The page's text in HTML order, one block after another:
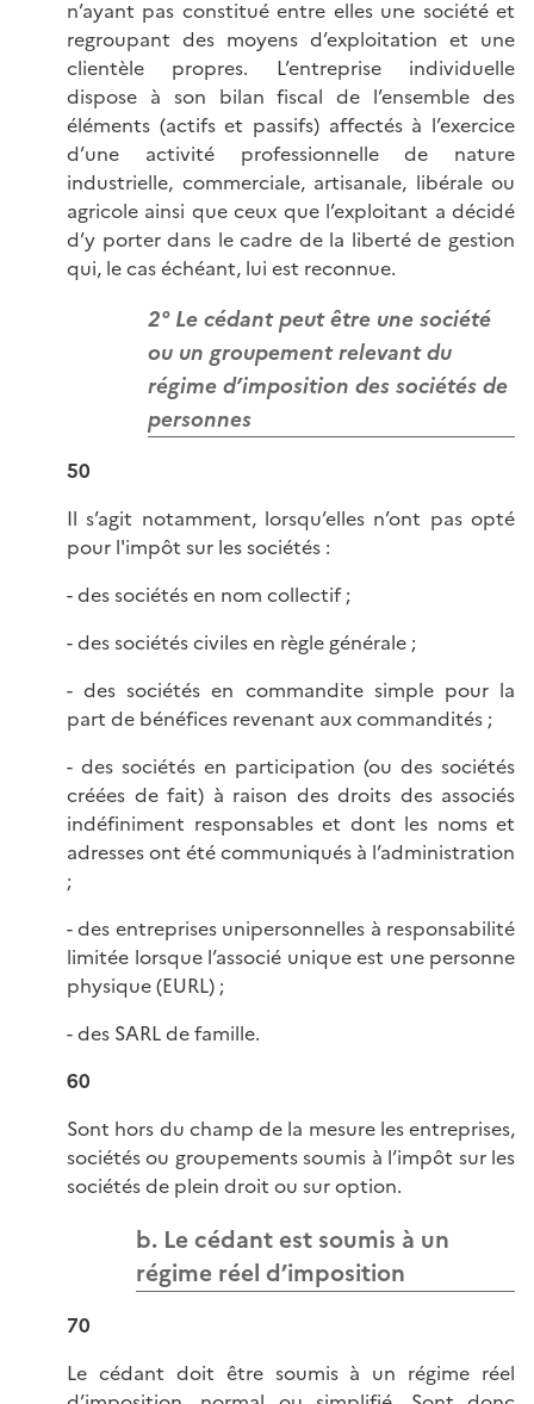
n’ayant pas constitué entre elles une société et
regroupant des moyens d’exploitation et une
clientèle propres. L’entreprise individuelle
dispose à son bilan fiscal de l’ensemble des
éléments (actifs et passifs) affectés à l’exercice
d’une activité professionnelle de nature
industrielle, commerciale, artisanale, libérale ou
agricole ainsi que ceux que l’exploitant a décidé
d’y porter dans le cadre de la liberté de gestion
qui, le cas échéant, lui est reconnue.
2° Le cédant peut être une société
ou un groupement relevant du
régime d’imposition des sociétés de
personnes
50
Il s’agit notamment, lorsqu’elles n’ont pas opté
pour l'impôt sur les sociétés :
- des sociétés en nom collectif ;
- des sociétés civiles en règle générale ;
- des sociétés en commandite simple pour la
part de bénéfices revenant aux commandités ;
- des sociétés en participation (ou des sociétés
créées de fait) à raison des droits des associés
indéfiniment responsables et dont les noms et
adresses ont été communiqués à l’administration
;
- des entreprises unipersonnelles à responsabilité
limitée lorsque l’associé unique est une personne
physique (EURL) ;
- des SARL de famille.
60
Sont hors du champ de la mesure les entreprises,
sociétés ou groupements soumis à l’impôt sur les
sociétés de plein droit ou sur option.
b. Le cédant est soumis à un
régime réel d’imposition
70
Le cédant doit être soumis à un régime réel